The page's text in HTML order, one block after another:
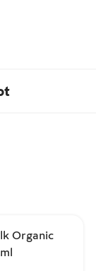
Organic